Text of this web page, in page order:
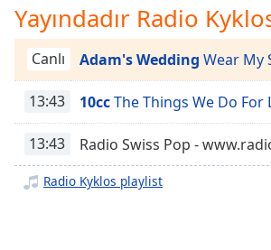
Playback
Rate
Chapters
Chapters
Descriptions
Yayındadır Radio
Canlı Adam's Wedding Wear My
13:43 10ccThe Things We Do For
13:43 Radio Swiss Pop -
Radio Kyklos playlist